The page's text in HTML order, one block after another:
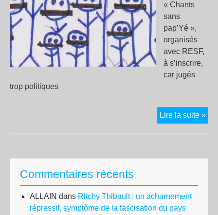
« Chants
sans
pap’Yé »,
organisés
avec RESF,
à s’inscrire,
car jugés
trop politiques
Lire la suite »
Commentaires récents
ALLAIN dans Ritchy Thibault : un acharnement
répressif, symptôme de la fascisation du pays